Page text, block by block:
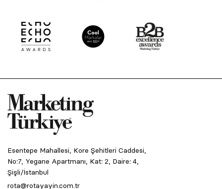
Esentepe Mahallesi, Kore Şehitleri Caddesi,
No:7, Yegane Apartmanı, Kat: 2, Daire: 4,
Şişli/İstanbul
rota@rotayayin.com.tr